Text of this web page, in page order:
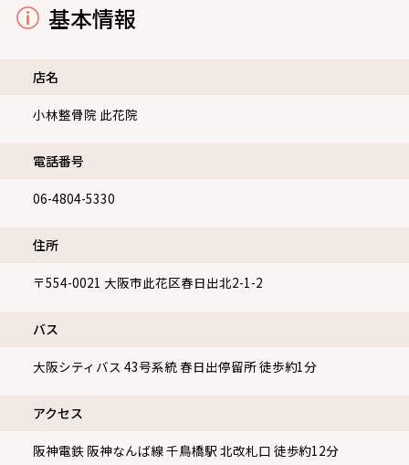
基本情報
店名
小林整骨院 此花院
電話番号
06-4804-5330
住所
〒554-0021 大阪市此花区春日出北2-1-2
バス
大阪シティバス 43号系統 春日出停留所 徒歩約1分
アクセス
阪神電鉄 阪神なんば線 千鳥橋駅 北改札口 徒歩約12分